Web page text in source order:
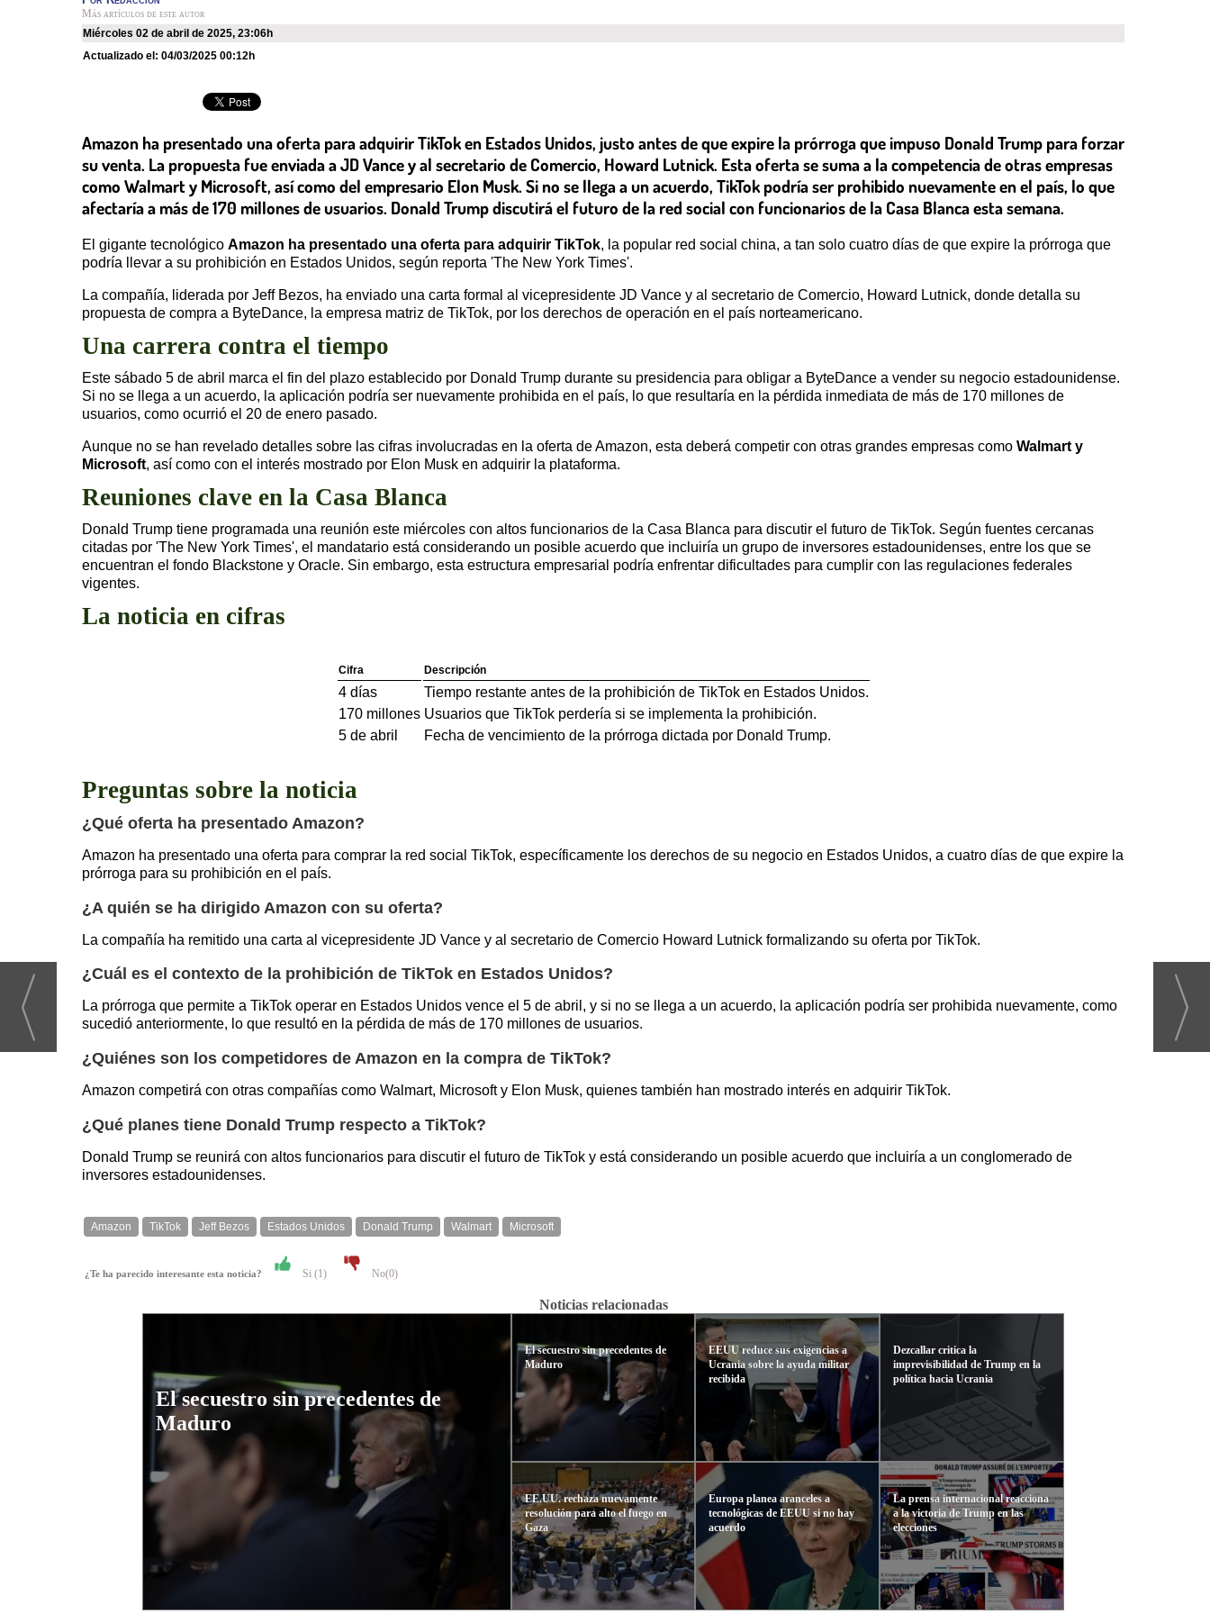
Más artículos de este autor
miércoles 02 de abril de 2025, 23:06h
Actualizado el: 04/03/2025 00:12h
Amazon ha presentado una oferta para adquirir TikTok en Estados Unidos, justo antes de que expire la prórroga que impuso Donald Trump para forzar
su venta. La propuesta fue enviada a JD Vance y al secretario de Comercio, Howard Lutnick. Esta oferta se suma a la competencia de otras empresas
como Walmart y Microsoft, así como del empresario Elon Musk. Si no se llega a un acuerdo, TikTok podría ser prohibido nuevamente en el país, lo que
afectaría a más de 170 millones de usuarios. Donald Trump discutirá el futuro de la red social con funcionarios de la Casa Blanca esta semana.
El gigante tecnológico Amazon ha presentado una oferta para adquirir TikTok, la popular red social china, a tan solo cuatro días de que expire la prórroga que
podría llevar a su prohibición en Estados Unidos, según reporta 'The New York Times'.
La compañía, liderada por Jeff Bezos, ha enviado una carta formal al vicepresidente JD Vance y al secretario de Comercio, Howard Lutnick, donde detalla su
propuesta de compra a ByteDance, la empresa matriz de TikTok, por los derechos de operación en el país norteamericano.
Una carrera contra el tiempo
Este sábado 5 de abril marca el fin del plazo establecido por Donald Trump durante su presidencia para obligar a ByteDance a vender su negocio estadounidense.
Si no se llega a un acuerdo, la aplicación podría ser nuevamente prohibida en el país, lo que resultaría en la pérdida inmediata de más de 170 millones de
usuarios, como ocurrió el 20 de enero pasado.
Aunque no se han revelado detalles sobre las cifras involucradas en la oferta de Amazon, esta deberá competir con otras grandes empresas como Walmart y
Microsoft, así como con el interés mostrado por Elon Musk en adquirir la plataforma.
Reuniones clave en la Casa Blanca
Donald Trump tiene programada una reunión este miércoles con altos funcionarios de la Casa Blanca para discutir el futuro de TikTok. Según fuentes cercanas
citadas por 'The New York Times', el mandatario está considerando un posible acuerdo que incluiría un grupo de inversores estadounidenses, entre los que se
encuentran el fondo Blackstone y Oracle. Sin embargo, esta estructura empresarial podría enfrentar dificultades para cumplir con las regulaciones federales
vigentes.
La noticia en cifras
Cifra Descripción
4 días
Tiempo restante antes de la prohibición de TikTok en Estados Unidos.
170 millones Usuarios que TikTok perdería si se implementa la prohibición.
5 de abril
Fecha de vencimiento de la prórroga dictada por Donald Trump.
Preguntas sobre la noticia
¿Qué oferta ha presentado Amazon?
Amazon ha presentado una oferta para comprar la red social TikTok, específicamente los derechos de su negocio en Estados Unidos, a cuatro días de que expire la
prórroga para su prohibición en el país.
¿A quién se ha dirigido Amazon con su oferta?
La compañía ha remitido una carta al vicepresidente JD Vance y al secretario de Comercio Howard Lutnick formalizando su oferta por TikTok.
¿Cuál es el contexto de la prohibición de TikTok en Estados Unidos?
La prórroga que permite a TikTok operar en Estados Unidos vence el 5 de abril, y si no se llega a un acuerdo, la aplicación podría ser prohibida nuevamente, como
sucedió anteriormente, lo que resultó en la pérdida de más de 170 millones de usuarios.
¿Quiénes son los competidores de Amazon en la compra de TikTok?
Amazon competirá con otras compañías como Walmart, Microsoft y Elon Musk, quienes también han mostrado interés en adquirir TikTok.
¿Qué planes tiene Donald Trump respecto a TikTok?
Donald Trump se reunirá con altos funcionarios para discutir el futuro de TikTok y está considerando un posible acuerdo que incluiría a un conglomerado de
inversores estadounidenses.
Amazon TikTok Jeff Bezos Estados Unidos Donald Trump Walmart Microsoft
¿Te ha parecido interesante esta noticia? Si (1) No(0)
Noticias relacionadas
El secuestro sin precedentes de
Maduro
El secuestro sin precedentes de
Maduro
EE.UU. rechaza nuevamente
resolución para alto el fuego en
Gaza
EEUU reduce sus exigencias a
Ucrania sobre la ayuda militar
recibida
Europa planea aranceles a
tecnológicas de EEUU si no hay
acuerdo
Dezcallar critica la
imprevisibilidad de Trump en la
política hacia Ucrania
La prensa internacional reacciona
a la victoria de Trump en las
elecciones